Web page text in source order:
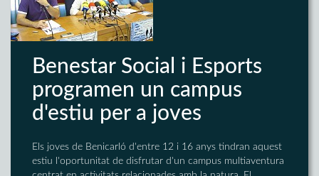
Benestar Social i Esports
programen un campus
d'estiu per a joves
Els joves de Benicarló d'entre 12 i 16 anys tindran aquest
estiu l'oportunitat de disfrutar d'un campus multiaventura